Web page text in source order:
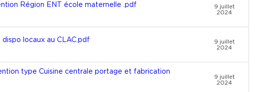
Région ENT école maternelle .pdf
9 juillet
2024
locaux au CLAC.pdf
9 juillet
2024
type Cuisine centrale portage et fabrication
9 juillet
2024